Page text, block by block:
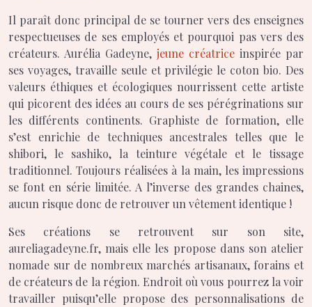
Il paraît donc principal de se tourner vers des enseignes
respectueuses de ses employés et pourquoi pas vers des
créateurs. Aurélia Gadeyne, jeune créatrice inspirée par
ses voyages, travaille seule et privilégie le coton bio. Des
valeurs éthiques et écologiques nourrissent cette artiste
qui picorent des idées au cours de ses pérégrinations sur
les différents continents. Graphiste de formation, elle
s’est enrichie de techniques ancestrales telles que le
shibori, le sashiko, la teinture végétale et le tissage
traditionnel. Toujours réalisées à la main, les impressions
se font en série limitée. A l’inverse des grandes chaines,
aucun risque donc de retrouver un vêtement identique !
Ses créations se retrouvent sur son site,
aureliagadeyne.fr, mais elle les propose dans son atelier
nomade sur de nombreux marchés artisanaux, forains et
de créateurs de la région. Endroit où vous pourrez la voir
travailler puisqu’elle propose des personnalisations de